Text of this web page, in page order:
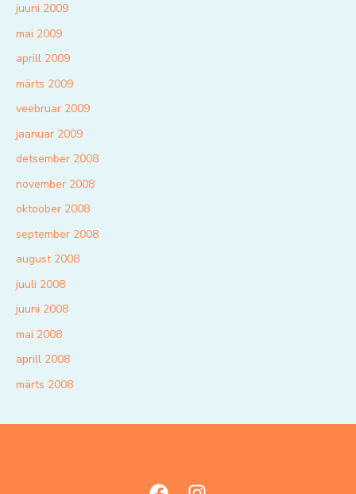
juuni 2009
mai 2009
aprill 2009
märts 2009
veebruar 2009
jaanuar 2009
detsember 2008
november 2008
oktoober 2008
september 2008
august 2008
juuli 2008
juuni 2008
mai 2008
aprill 2008
märts 2008